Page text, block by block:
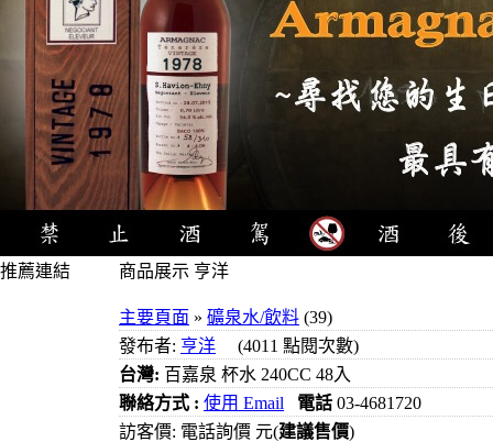
推薦連結 商品展示 亨洋
主要頁面 » 礦泉水/飲料 (39)
發布者: 亨洋 (4011 點閱次數)
台灣: 百嘉泉 杯水 240CC 48入
聯絡方式 : 使用 Email 電話 03-4681720
訪客價: 電話詢價 元(建議售價)